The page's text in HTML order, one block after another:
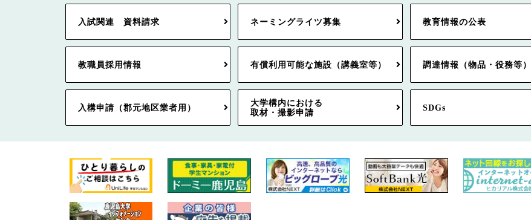
入試関連 資料請求 ネーミングライツ募集 教育情報の公表
教職員採用情報 有償利用可能な施設（講義室等） 調達情報（物品・役務等）
入構申請（郡元地区業者用）
大学構内における
取材・撮影申請
SDGs